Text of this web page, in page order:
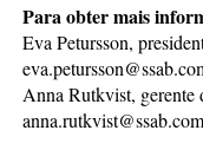
Para obter mais
Eva Petursson,
Anna Rutkvist, gerente
anna.rutkvist@ssab.com